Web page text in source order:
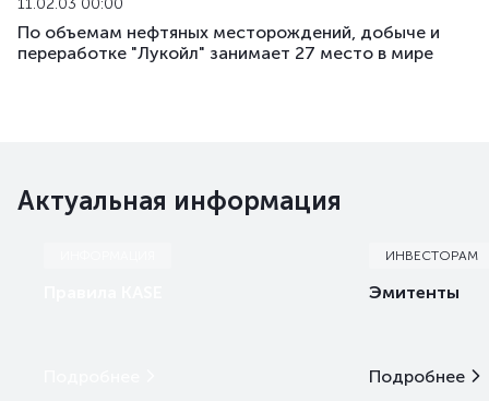
11.02.03 00:00
По объемам нефтяных месторождений, добыче и
переработке "Лукойл" занимает 27 место в мире
Актуальная информация
ИНВЕСТОРАМ
Эмитенты
Подробнее